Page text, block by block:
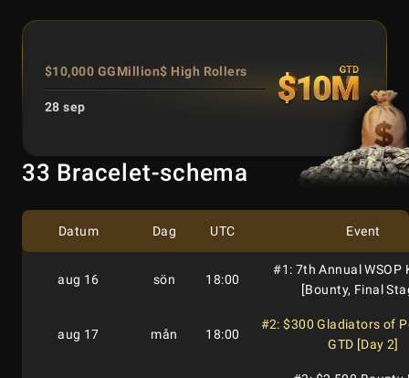
$10,000 GGMillion$ High Rollers
28 sep
33 Bracelet-schema
Datum Dag UTC Event
aug 16 sön 18:00
#1: 7th Annual WSOP
[Bounty, Final
aug 17 mån 18:00
#2: $300 Gladiators of
GTD [Day 2]